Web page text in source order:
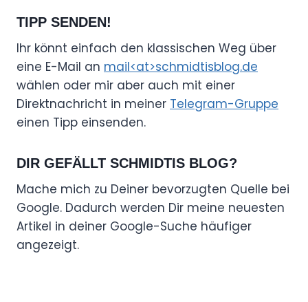
TIPP SENDEN!
Ihr könnt einfach den klassischen Weg über
eine E-Mail an mail<at>schmidtisblog.de
wählen oder mir aber auch mit einer
Direktnachricht in meiner Telegram-Gruppe
einen Tipp einsenden.
DIR GEFÄLLT SCHMIDTIS BLOG?
Mache mich zu Deiner bevorzugten Quelle bei
Google. Dadurch werden Dir meine neuesten
Artikel in deiner Google-Suche häufiger
angezeigt.